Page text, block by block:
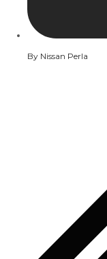
By Nissan Perla